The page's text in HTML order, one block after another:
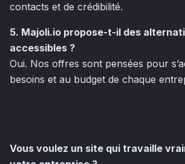
contacts et de crédibilité.
5. Majoli.io propose-t-il des
accessibles ?
Oui. Nos offres sont pensées pour
besoins et au budget de chaque
Vous voulez un site qui travaille